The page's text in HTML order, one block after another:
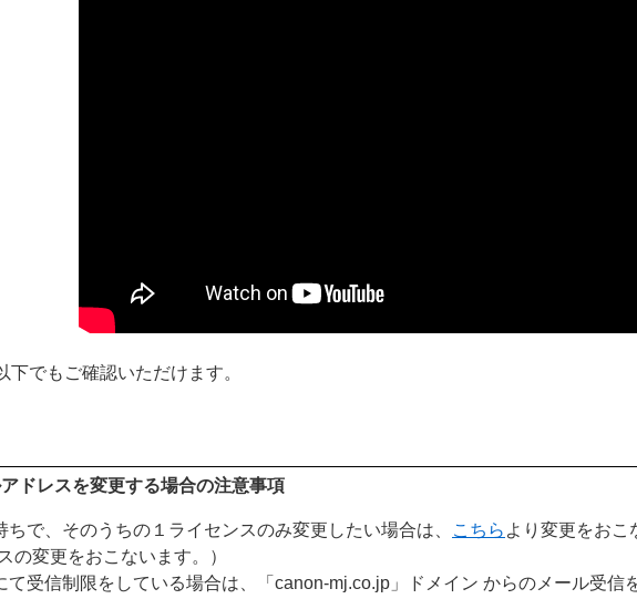
でもご確認いただけます。
ドレスを変更する場合の注意事項
で、そのうちの１ライセンスのみ変更したい場合は、 こちら より変更をおこ
の変更をおこないます。）
て受信制限をしている場合は、「canon-mj.co.jp」ドメイン からのメール受信